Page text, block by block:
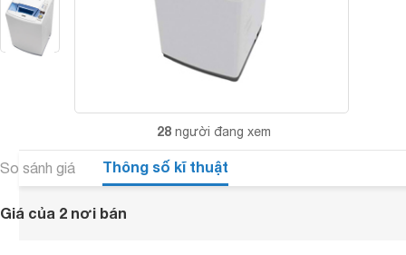
28 người đang xem
So sánh giá Thông số kĩ thuật
Giá của 2 nơi bán